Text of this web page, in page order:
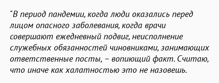
"В период пандемии, когда люди оказались перед
лицом опасного заболевания, когда врачи
совершают ежедневный подвиг, неисполнение
служебных обязанностей чиновниками, занимающих
ответственные посты, – вопиющий факт. Считаю,
что иначе как халатностью это не назовешь.